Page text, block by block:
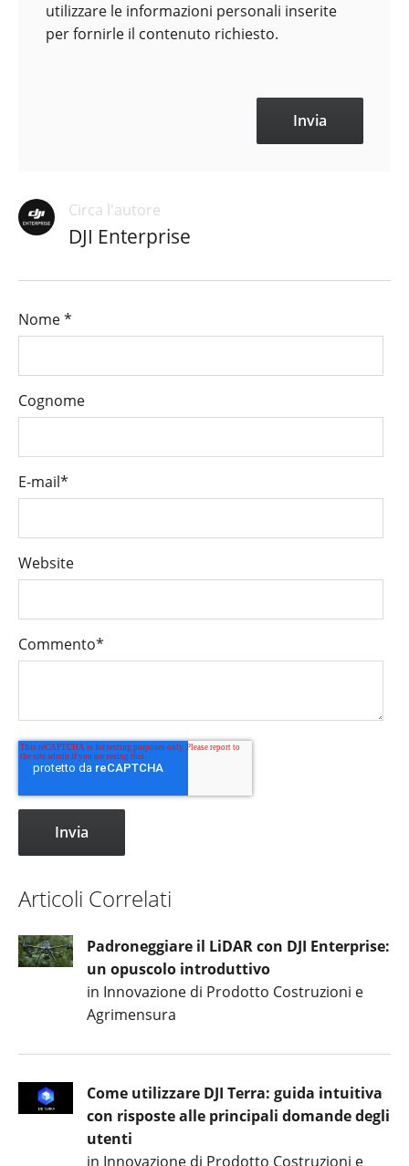
utilizzare le informazioni personali inserite
per fornirle il contenuto richiesto.
Circa l'autore
DJI Enterprise
Nome*
Cognome
E-mail*
Website
Commento*
Articoli Correlati
Padroneggiare il LiDAR con DJI Enterprise:
un opuscolo introduttivo
in Innovazione di Prodotto Costruzioni e
Agrimensura
Come utilizzare DJI Terra: guida intuitiva
con risposte alle principali domande degli
utenti
in Innovazione di Prodotto Costruzioni e